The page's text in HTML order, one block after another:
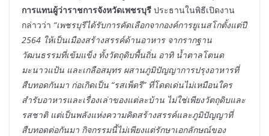
การแทนผู้ว่าราชการจังหวัดเพชรบุรี ประธานในพิธีเปิดงาน
กล่าวว่า “เพชรบุรีได้รับการคัดเลือกจากองค์การยูเนสโกตั้งแต่ปี
2564 ให้เป็นเมืองสร้างสรรค์ด้านอาหาร จากรากฐาน
วัฒนธรรมที่เข้มแข็ง ทั้งวัตถุดิบพื้นถิ่น อาทิ น้ำตาลโตนด
มะนาวแป้น และเกลือสมุทร ผสานภูมิปัญญาการปรุงอาหารที่
สืบทอดกันมา ก่อเกิดเป็น “รสเพ็ดรี” ที่โดดเด่นไม่เหมือนใคร
สำรับอาหารและเรื่องเล่าของแต่ละบ้าน ไม่ใช่เพียงวัตถุดิบและ
รสชาติ แต่เป็นพลังแห่งความคิดสร้างสรรค์และภูมิปัญญาที่
สืบทอดต่อกันมา กิจกรรมนี้ไม่เพียงแต่รักษาเอกลักษณ์ของ